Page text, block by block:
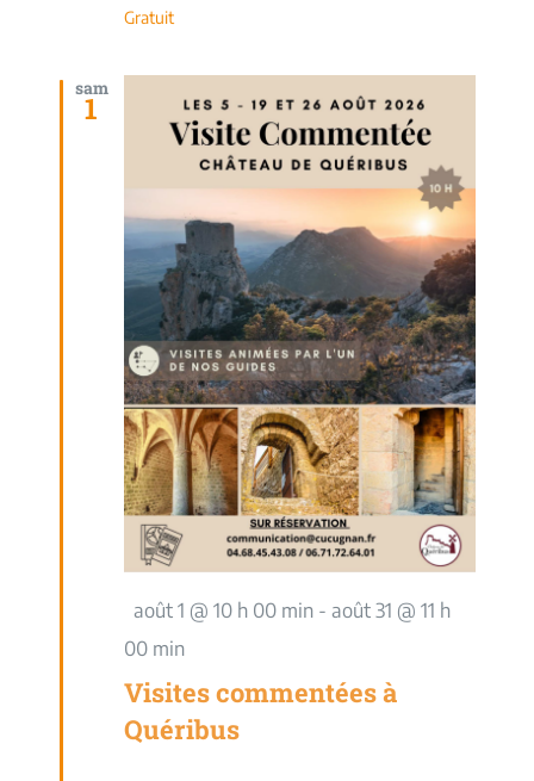
Gratuit
sam
1
Mis
en
avant
août 1 @ 10 h 00 min- août 31 @ 11 h
00 min
Visites commentées à
Quéribus